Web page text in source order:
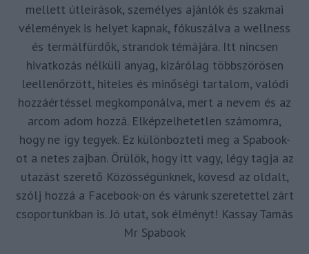
mellett útleírások, személyes ajánlók és szakmai
vélemények is helyet kapnak, fókuszálva a wellness
és termálfürdők, strandok témájára. Itt nincsen
hivatkozás nélküli anyag, kizárólag többszörösen
leellenőrzött, hiteles és minőségi tartalom, valódi
hozzáértéssel megkomponálva, mert a nevem és az
arcom adom hozzá. Elképzelhetetlen számomra,
hogy ne így tegyek. Ez különbözteti meg a Spabook-
ot a netes zajban. Örülök, hogy itt vagy, légy tagja az
utazást szerető Közösségünknek, kövesd az oldalt,
szólj hozzá a Facebook-on és várunk szeretettel zárt
csoportunkban is. Jó utat, sok élményt! Kassay Tamás
Mr Spabook